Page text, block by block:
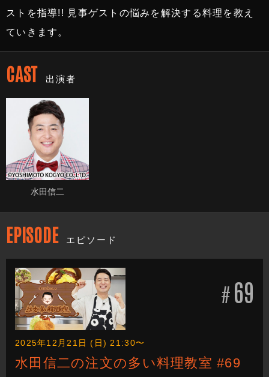
ストを指導!! 見事ゲストの悩みを解決する料理を教え
ていきます。
CAST 出演者
水田信二
EPISODE エピソード
#69
2025年12月21日 (日) 21:30〜
水田信二の注文の多い料理教室 #69